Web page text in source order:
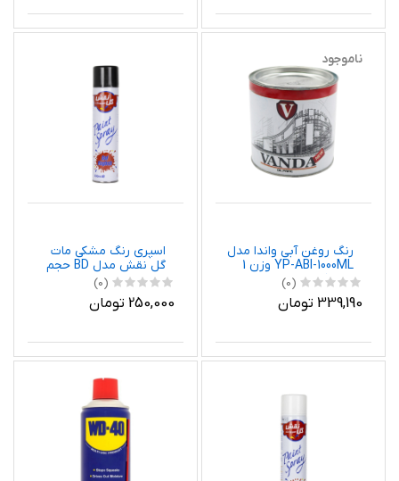
ناموجود
رنگ روغن آبی واندا مدل
YP-ABI-1000ML وزن 1
کیلو گرم
(0)
339,190 تومان
اسپری رنگ مشکی مات
گل نقش مدل BD حجم
300 میلی لیتر
(0)
250,000 تومان